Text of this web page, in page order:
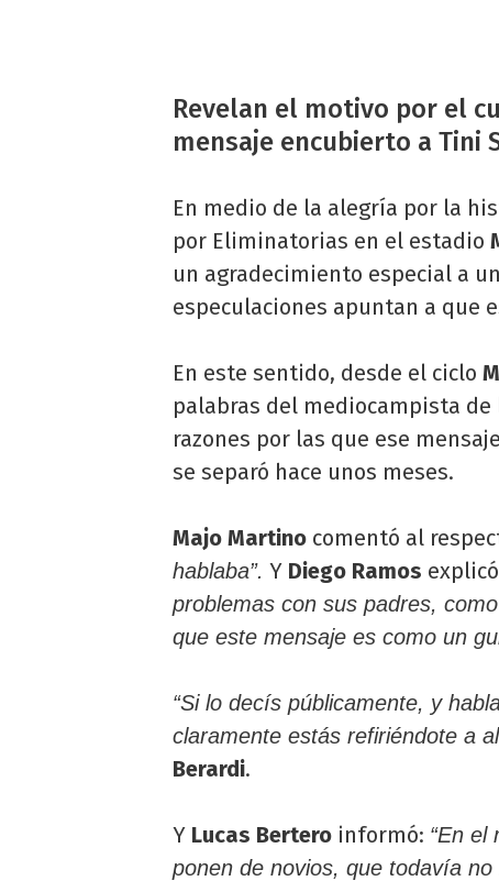
Revelan el motivo por el
mensaje encubierto a Tini
En medio de la alegría por la
por Eliminatorias en el estadio
un agradecimiento especial a
especulaciones apuntan a que
En este sentido, desde el ciclo
palabras del mediocampista de
razones por las que ese
se separó hace unos meses.
Majo Martino comentó al
hablaba”. Y Diego Ramos
problemas con sus padres,
que este mensaje es como un
“Si lo decís públicamente, y
claramente estás refiriéndote a
Berardi.
Y Lucas Bertero informó: “En el
ponen de novios, que todavía